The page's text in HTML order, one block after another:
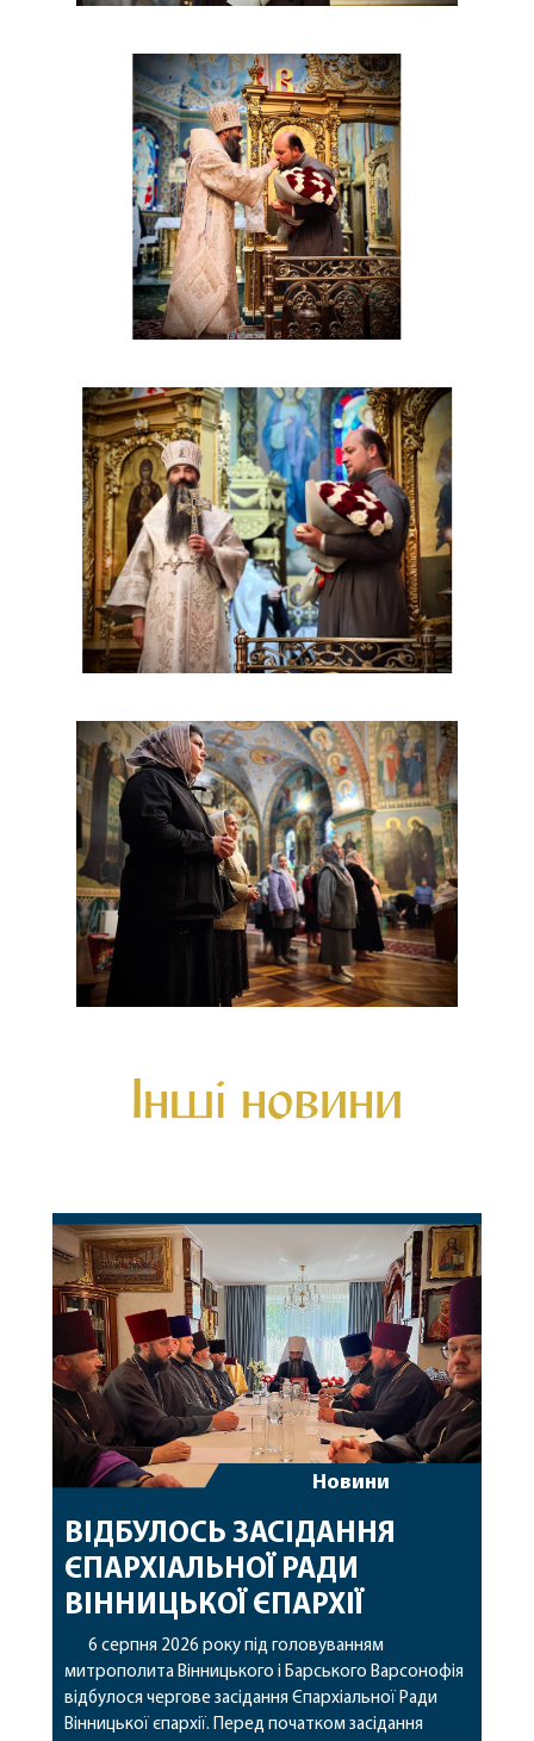
Інші новини
Новини
ВІДБУЛОСЬ ЗАСІДАННЯ
ЄПАРХІАЛЬНОЇ РАДИ
ВІННИЦЬКОЇ ЄПАРХІЇ
6 серпня 2026 року під головуванням
митрополита Вінницького і Барського Варсонофія
відбулося чергове засідання Єпархіальної Ради
Вінницької єпархії. Перед початком засідання